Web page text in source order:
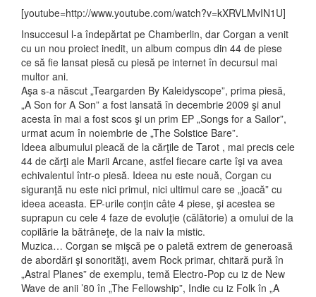
[youtube=http://www.youtube.com/watch?v=kXRVLMvIN1U]
Insuccesul l-a îndepărtat pe Chamberlin, dar Corgan a venit
cu un nou proiect inedit, un album compus din 44 de piese
ce să fie lansat piesă cu piesă pe internet în decursul mai
multor ani.
Aşa s-a născut „Teargarden By Kaleidyscope”, prima piesă,
„A Son for A Son” a fost lansată în decembrie 2009 şi anul
acesta în mai a fost scos şi un prim EP „Songs for a Sailor”,
urmat acum în noiembrie de „The Solstice Bare”.
Ideea albumului pleacă de la cărţile de Tarot , mai precis cele
44 de cărţi ale Marii Arcane, astfel fiecare carte îşi va avea
echivalentul într-o piesă. Ideea nu este nouă, Corgan cu
siguranţă nu este nici primul, nici ultimul care se „joacă” cu
ideea aceasta. EP-urile conţin câte 4 piese, şi acestea se
suprapun cu cele 4 faze de evoluţie (călătorie) a omului de la
copilărie la bătrâneţe, de la naiv la mistic.
Muzica… Corgan se mişcă pe o paletă extrem de generoasă
de abordări şi sonorităţi, avem Rock primar, chitară pură în
„Astral Planes” de exemplu, temă Electro-Pop cu iz de New
Wave de anii ’80 în „The Fellowship”, Indie cu iz Folk în „A